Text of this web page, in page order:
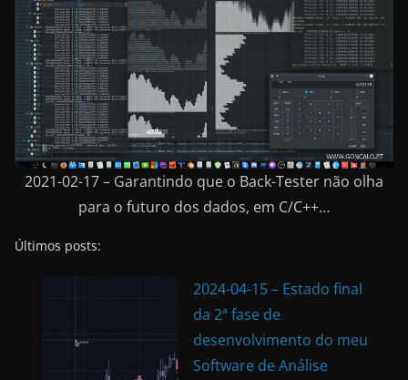
2021-02-17 – Garantindo que o Back-Tester não olha
para o futuro dos dados, em C/C++…
Últimos posts:
2024-04-15 – Estado final
da 2ª fase de
desenvolvimento do meu
Software de Análise